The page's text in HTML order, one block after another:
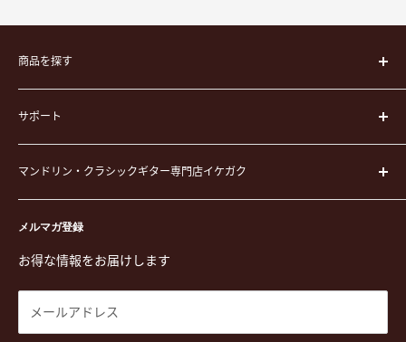
商品を探す
楽器
楽器ケース
弦
ピック
演奏用品
ステーショナリー&アクセサリー
楽譜
DVD
チケット
サポート
運営会社
イケガクについて
お買い物ガイド
特定商取引法に基づく表示
プライバシーポリシー
商品検索
お問合せ
メルマガ登録
お得な情報をお届けします
メールアドレス
マンドリン・クラシックギター専門店イケガク
〒171-0021 東京都豊島区西池袋3-23-5 芦沢ビル2F
TEL. 03-5952-1391 / FAX. 03-5952-1392
営業時間 月-水,金,土 11:00-19:00 / 日,祝 11:00-18:00 (木曜定
休)